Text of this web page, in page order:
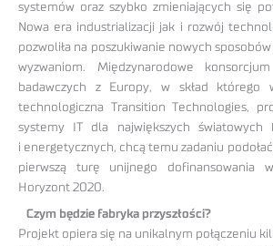
systemów oraz szybko zmieniających się
Nowa era industrializacji jak i rozwój
pozwoliła na poszukiwanie nowych
wyzwaniom. Międzynarodowe
badawczych z Europy, w skład którego
technologiczna Transition Technologies,
systemy IT dla największych światowych
i energetycznych, chcą temu zadaniu
pierwszą turę unijnego dofinansowania
Horyzont 2020.
Czym będzie fabryka przyszłości?
Projekt opiera się na unikalnym połączeniu